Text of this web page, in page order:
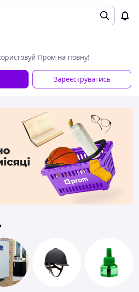
Пром на повну!
Зареєструватись